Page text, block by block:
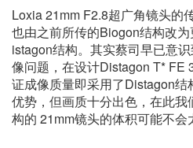
Loxia 21mm F2.8超广角镜头的
也由之前所传的Biogon结构改
istagon结构。其实蔡司早已意
像问题，在设计Distagon T* FE
证成像质量即采用了Distagon
优势，但画质十分出色，在此
构的 21mm镜头的体积可能不会